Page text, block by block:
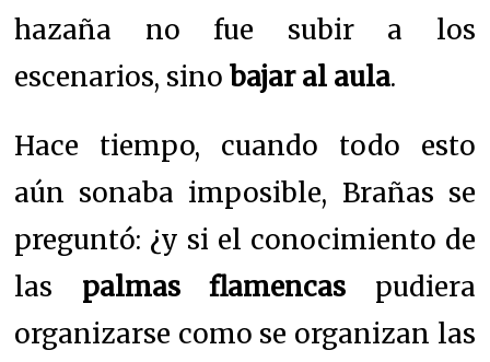
hazaña no fue subir a los
escenarios, sinobajar al aula.
Hace tiempo, cuando todo esto
aún sonaba imposible, Brañas se
preguntó: ¿y si el conocimiento de
las palmas flamencas pudiera
organizarse como se organizan las